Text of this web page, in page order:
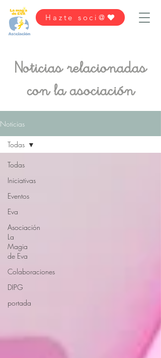
Hazte soci@
Noticias relacionadas
con la asociación
Noticias
Todas
Iniciativas
Eventos
Eva
Asociación
La
Magia
de Eva
Colaboraciones
DIPG
portada
Todas